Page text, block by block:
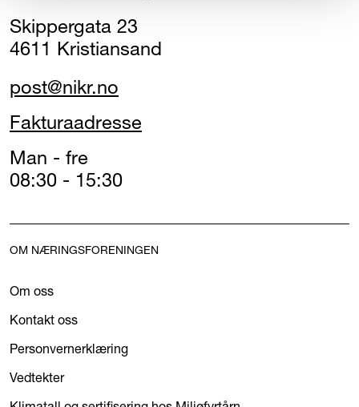
Skippergata 23
4611 Kristiansand
post@nikr.no
Fakturaadresse
Man - fre
08:30 - 15:30
OM NÆRINGSFORENINGEN
Om oss
Kontakt oss
Personvernerklæring
Vedtekter